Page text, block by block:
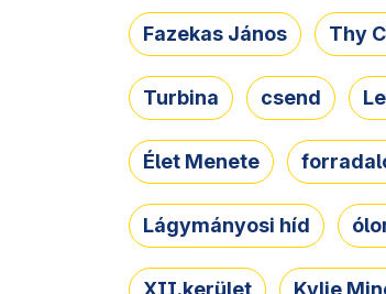
Fazekas János Thy
Turbina csend
Élet Menete
Lágymányosi híd
XII.kerület Kylie